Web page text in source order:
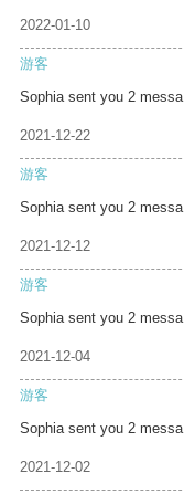
2022-01-10
游客
Sophia sent you 2 messa
2021-12-22
游客
Sophia sent you 2 messa
2021-12-12
游客
Sophia sent you 2 messa
2021-12-04
游客
Sophia sent you 2 messa
2021-12-02